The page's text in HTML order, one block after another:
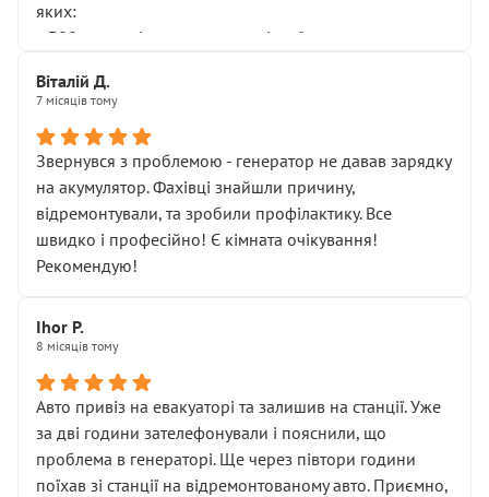
яких:
• 300 грн — діагностика гальмівної системи
НЕ погоджував
послуга. Тим більше, я був поруч і жодної реальної
діагностики ходової не проводилось. Після
зауваження гроші за цю “послугу” повернули, що
лише підтвердило мою правоту.
Але головне — я виїжджаю з боксу, і скрип у гальмах
залишився таким самим, як і був. Тобто оплачена
Далі ситуація тільки погіршилась:
• сказали, що тепер “потрібно знімати колеса”
• що біля авто стояти вже не можна
• почали озвучувати купу додаткових робіт без
чіткого пояснення
( ну все зняли та доробили) дякую!
Окремий момент, який виглядає абсурдно:
Віталій Д.
7 місяців тому
Звернувся з проблемою - генератор не давав зарядку
на акумулятор. Фахівці знайшли причину,
відремонтували, та зробили профілактику. Все
швидко і професійно! Є кімната очікування!
Рекомендую!
Ihor P.
8 місяців тому
Авто привіз на евакуаторі та залишив на станції. Уже
за дві години зателефонували і пояснили, що
проблема в генераторі. Ще через півтори години
поїхав зі станції на відремонтованому авто. Приємно,